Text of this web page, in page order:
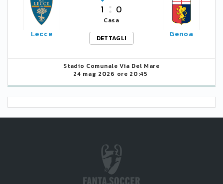
Lecce
1 0
Casa
DETTAGLI
Genoa
Stadio Comunale Via Del Mare
24 mag 2026 ore 20:45